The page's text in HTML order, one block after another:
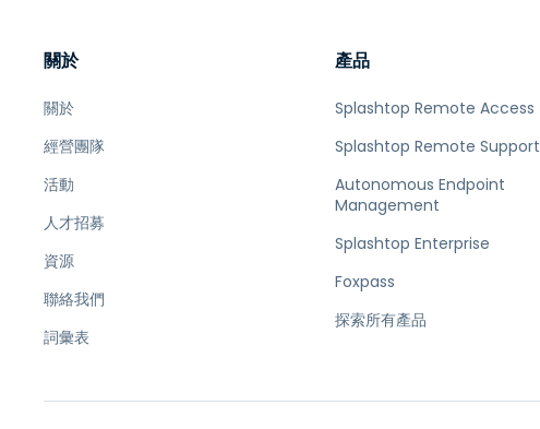
關於
關於
經營團隊
活動
人才招募
資源
聯絡我們
詞彙表
產品
Splashtop Remote Access
Splashtop Remote Support
Autonomous Endpoint
Management
Splashtop Enterprise
Foxpass
探索所有產品